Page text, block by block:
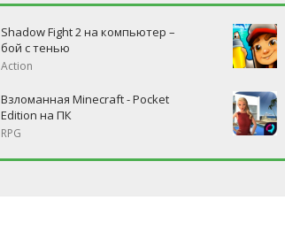
Shadow Fight 2 на компьютер –
бой с тенью
Action
Взломанная Minecraft - Pocket
Edition на ПК
RPG